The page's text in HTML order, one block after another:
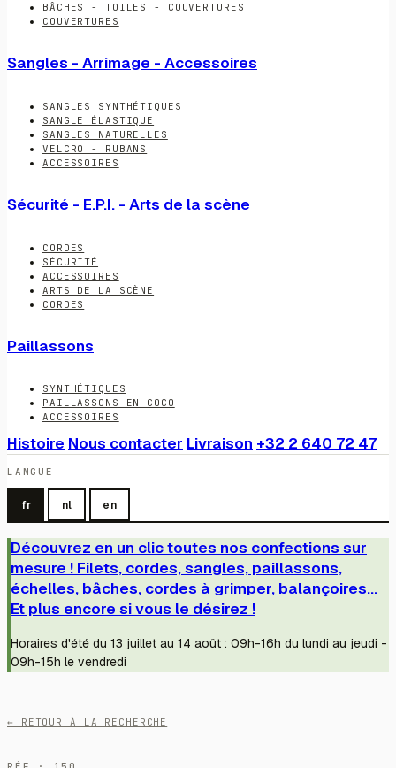
BÂCHES - TOILES - COUVERTURES
COUVERTURES
Sangles - Arrimage - Accessoires
SANGLES SYNTHÉTIQUES
SANGLE ÉLASTIQUE
SANGLES NATURELLES
VELCRO - RUBANS
ACCESSOIRES
Sécurité - E.P.I. - Arts de la scène
CORDES
SÉCURITÉ
ACCESSOIRES
ARTS DE LA SCÈNE
CORDES
Paillassons
SYNTHÉTIQUES
PAILLASSONS EN COCO
ACCESSOIRES
Histoire Nous contacter Livraison +32 2 640 72 47
LANGUE
fr nl en
Découvrez en un clic toutes nos confections sur
mesure ! Filets, cordes, sangles, paillassons,
échelles, bâches, cordes à grimper, balançoires...
Et plus encore si vous le désirez !
Horaires d'été du 13 juillet au 14 août : 09h-16h du lundi au jeudi -
09h-15h le vendredi
← RETOUR À LA RECHERCHE